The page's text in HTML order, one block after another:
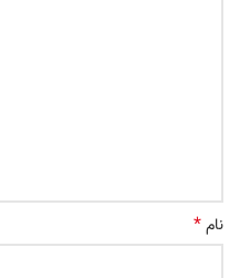
نام*